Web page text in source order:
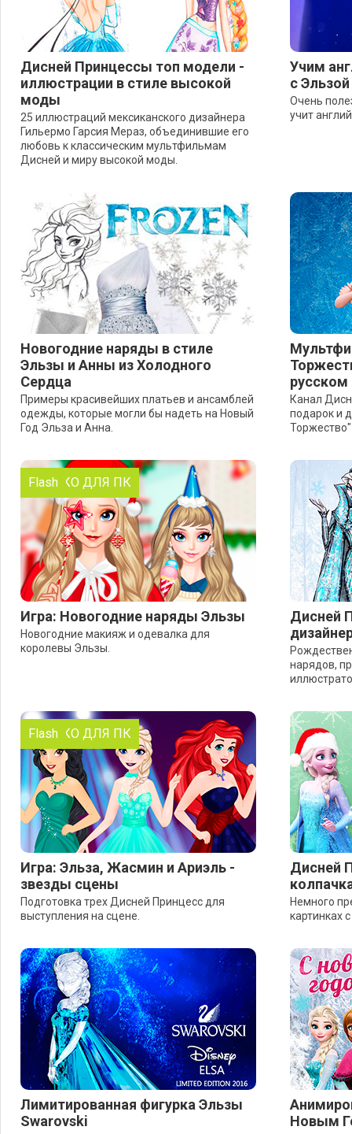
Дисней Принцессы топ модели -
иллюстрации в стиле высокой
моды
25 иллюстраций мексиканского дизайнера
Гильермо Гарсия Мераз, объединившие его
любовь к классическим мультфильмам
Дисней и миру высокой моды.
Учим
с
Очень
учит
Новогодние наряды в стиле
Эльзы и Анны из Холодного
Сердца
Примеры красивейших платьев и ансамблей
одежды, которые могли бы надеть на Новый
Год Эльза и Анна.
русском
Канал
подарок и
ТОЛЬКО ДЛЯ ПК
Flash
Игра: Новогодние наряды Эльзы
Новогодние макияж и одевалка для
королевы Эльзы.
Дисней
нарядов,
ТОЛЬКО ДЛЯ ПК
Flash
Игра: Эльза, Жасмин и Ариэль -
звезды сцены
Подготовка трех Дисней Принцесс для
выступления на сцене.
Дисней
Немного
картинках
Лимитированная фигурка Эльзы
Swarovski
Новым